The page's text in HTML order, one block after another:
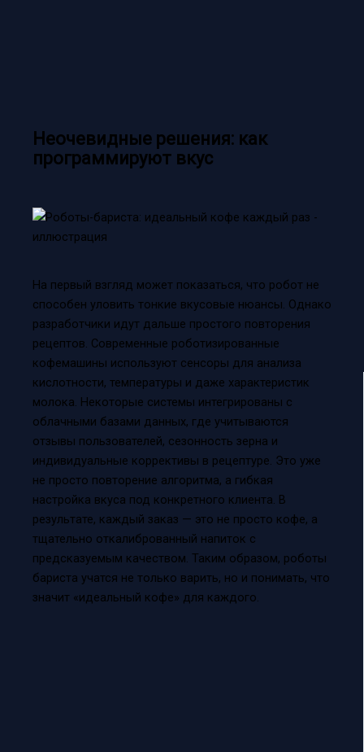
Неочевидные решения: как
программируют вкус
На первый взгляд может показаться, что робот не
способен уловить тонкие вкусовые нюансы. Однако
разработчики идут дальше простого повторения
рецептов. Современные роботизированные
кофемашины используют сенсоры для анализа
кислотности, температуры и даже характеристик
молока. Некоторые системы интегрированы с
облачными базами данных, где учитываются
отзывы пользователей, сезонность зерна и
индивидуальные коррективы в рецептуре. Это уже
не просто повторение алгоритма, а гибкая
настройка вкуса под конкретного клиента. В
результате, каждый заказ — это не просто кофе, а
тщательно откалиброванный напиток с
предсказуемым качеством. Таким образом, роботы
бариста учатся не только варить, но и понимать, что
значит «идеальный кофе» для каждого.